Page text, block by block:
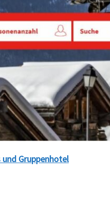
Gruppenhotel